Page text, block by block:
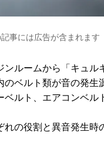
事には広告が含まれます
ンルームから「キュル
のベルト類が音の発生
ベルト、エアコンベル
れの役割と異音発生時